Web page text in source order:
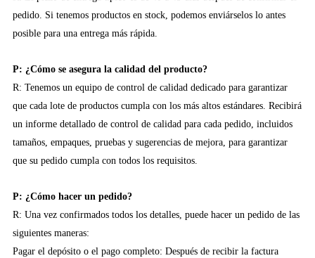
pedido. Si tenemos productos en stock, podemos enviárselos lo antes
posible para una entrega más rápida.
P: ¿Cómo se asegura la calidad del producto?
R: Tenemos un equipo de control de calidad dedicado para garantizar
que cada lote de productos cumpla con los más altos estándares. Recibirá
un informe detallado de control de calidad para cada pedido, incluidos
tamaños, empaques, pruebas y sugerencias de mejora, para garantizar
que su pedido cumpla con todos los requisitos.
P: ¿Cómo hacer un pedido?
R: Una vez confirmados todos los detalles, puede hacer un pedido de las
siguientes maneras:
Pagar el depósito o el pago completo: Después de recibir la factura